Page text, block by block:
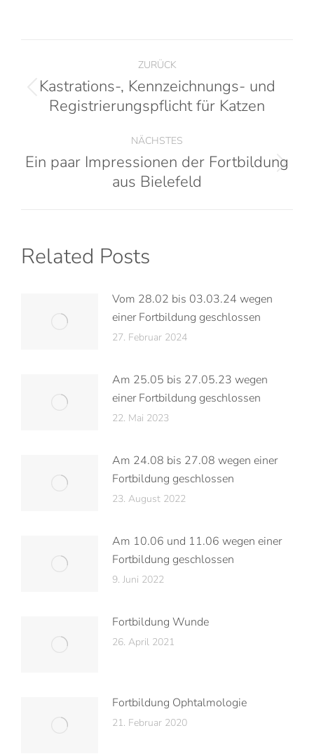
ZURÜCK
Kastrations-, Kennzeichnungs- und
Registrierungspflicht für Katzen
NÄCHSTES
Ein paar Impressionen der Fortbildung
aus Bielefeld
Related Posts
Vom 28.02 bis 03.03.24 wegen
einer Fortbildung geschlossen
27. Februar 2024
Am 25.05 bis 27.05.23 wegen
einer Fortbildung geschlossen
22. Mai 2023
Am 24.08 bis 27.08 wegen einer
Fortbildung geschlossen
23. August 2022
Am 10.06 und 11.06 wegen einer
Fortbildung geschlossen
9. Juni 2022
Fortbildung Wunde
26. April 2021
Fortbildung Ophtalmologie
21. Februar 2020